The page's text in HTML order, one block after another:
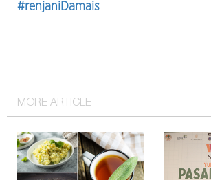
#renjaniDamais
MORE ARTICLE